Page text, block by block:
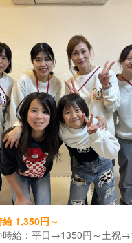
給 1,350円～
給：平日→1350円～土祝